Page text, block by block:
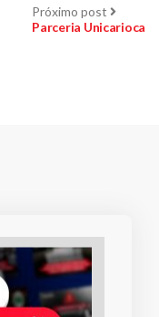
Próximo post
post:
Parceria Unicarioca